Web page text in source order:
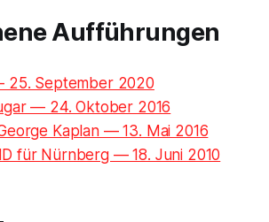
Aufführungen
25. September 2020
— 24. Oktober 2016
Kaplan — 13. Mai 2016
für Nürnberg — 18. Juni 2010